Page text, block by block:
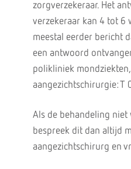
zorgverzekeraar. Het
verzekeraar kan 4 tot 6
meestal eerder bericht
een antwoord
polikliniek
aangezichtschirurgie: T
Als de behandeling niet
bespreek dit dan altijd
aangezichtschirurg en